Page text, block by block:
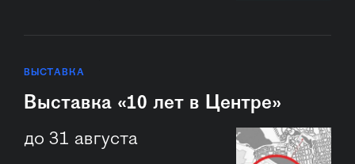
ВЫСТАВКА
Выставка «10 лет в Центре»
до 31 августа